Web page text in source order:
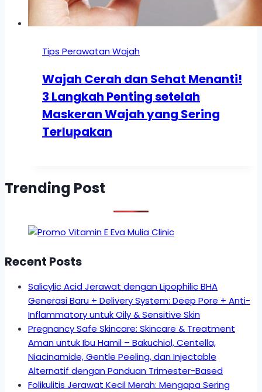
Tips Perawatan Wajah
Wajah Cerah dan Sehat Menanti!
3 Langkah Penting setelah
Maskeran Wajah yang Sering
Terlupakan
Trending Post
Recent Posts
Salicylic Acid Jerawat dengan Lipophilic BHA
Generasi Baru + Delivery System: Deep Pore + Anti-
Inflammatory untuk Oily & Sensitive Skin
Pregnancy Safe Skincare: Skincare & Treatment
Aman untuk Ibu Hamil – Bakuchiol, Centella,
Niacinamide, Gentle Peeling, dan Injectable
Alternatif dengan Panduan Trimester-Based
Folikulitis Jerawat Kecil Merah: Mengapa Sering